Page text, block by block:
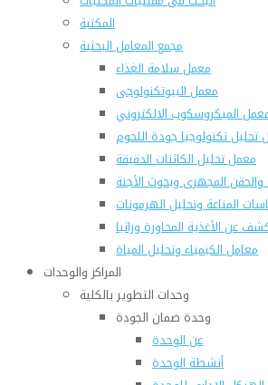
المكتبة
مجمع المعامل البحثية
معمل سلامة الغذاء
معمل البيوتكنولوجى
الميكروسكوب الالكتروني
تحليل تكنولوجيا جودة اللحوم
معمل تحليل الكائنات الدقيقة
المجهرى وبحوث الأجنة
المناعة وتحليل الهرمونات
عن الأغذية المحاورة وراثيا
معامل الكيمياء وتحليل المياة
المراكز والوحدات
وحدات التطوير بالكلية
وحدة ضمان الجودة
عن الوحدة
أنشطة الوحدة